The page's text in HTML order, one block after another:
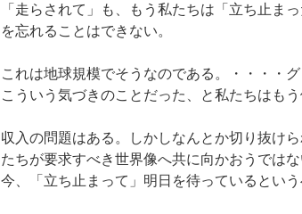
「走らされて」も、もう私たちは「立ち止ま
を忘れることはできない。
これは地球規模でそうなのである。・・・・
こういう気づきのことだった、と私たちはもう
収入の問題はある。しかしなんとか切り抜け
たちが要求すべき世界像へ共に向かおうでは
今、「立ち止まって」明日を待っているという